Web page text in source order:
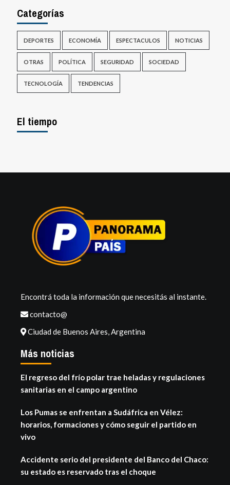
Categorías
DEPORTES ECONOMÍA ESPECTACULOS NOTICIAS
OTRAS POLÍTICA SEGURIDAD SOCIEDAD
TECNOLOGÍA TENDENCIAS
El tiempo
Encontrá toda la información que necesitás al instante.
contacto@
Ciudad de Buenos Aires, Argentina
Más noticias
El regreso del frío polar trae heladas y regulaciones
sanitarias en el campo argentino
Los Pumas se enfrentan a Sudáfrica en Vélez:
horarios, formaciones y cómo seguir el partido en
vivo
Accidente serio del presidente del Banco del Chaco:
su estado es reservado tras el choque